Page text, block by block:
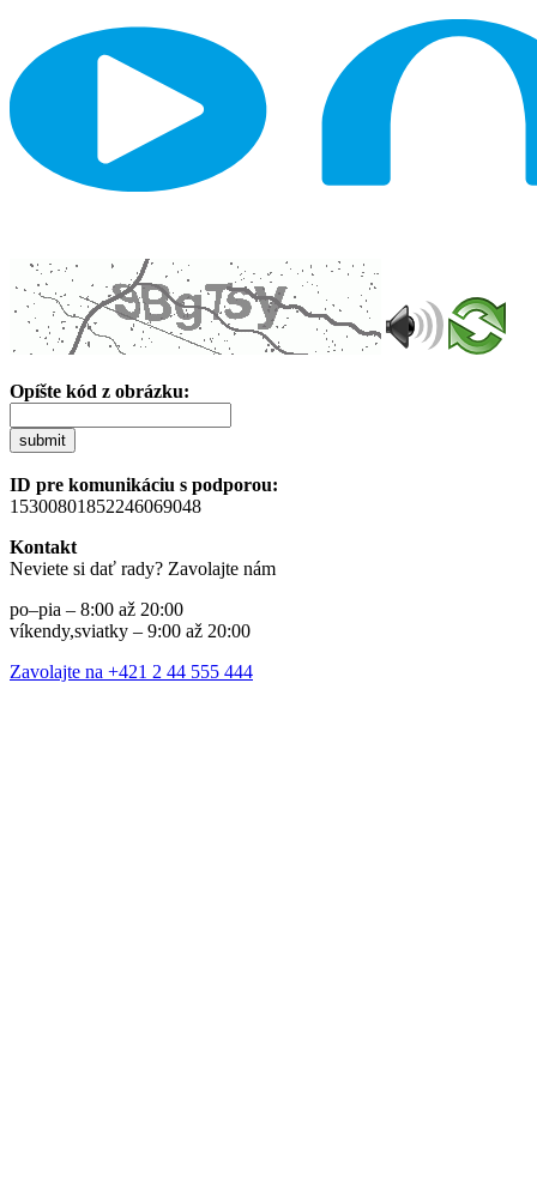
Opíšte kód z obrázku:
submit
ID pre komunikáciu s podporou:
15300801852246069048
Kontakt
Neviete si dať rady? Zavolajte nám
po–pia – 8:00 až 20:00
víkendy,sviatky – 9:00 až 20:00
Zavolajte na +421 2 44 555 444